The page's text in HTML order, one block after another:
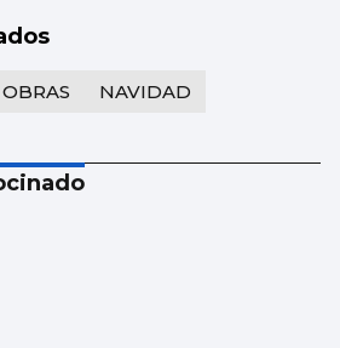
OBRAS NAVIDAD